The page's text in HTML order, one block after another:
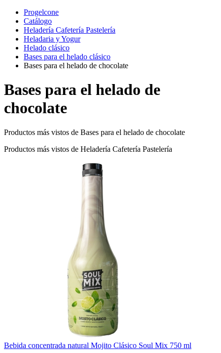
Progelcone
Catálogo
Heladería Cafetería Pastelería
Heladaria y Yogur
Helado clásico
Bases para el helado clásico
Bases para el helado de chocolate
Bases para el helado de
chocolate
Productos más vistos de Bases para el helado de chocolate
Productos más vistos de Heladería Cafetería Pastelería
Bebida concentrada natural Mojito Clásico Soul Mix 750 ml